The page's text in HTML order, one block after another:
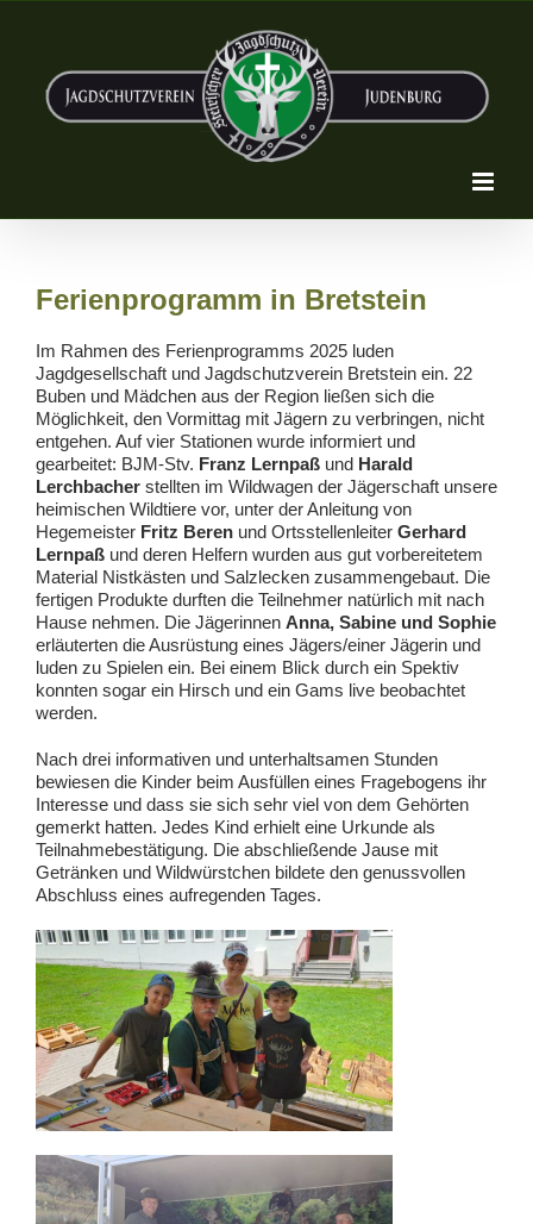
Ferienprogramm in Bretstein
Im Rahmen des Ferienprogramms 2025 luden
Jagdgesellschaft und Jagdschutzverein Bretstein ein. 22
Buben und Mädchen aus der Region ließen sich die
Möglichkeit, den Vormittag mit Jägern zu verbringen, nicht
entgehen. Auf vier Stationen wurde informiert und
gearbeitet: BJM-Stv. Franz Lernpaßund Harald
Lerchbacherstellten im Wildwagen der Jägerschaft unsere
heimischen Wildtiere vor, unter der Anleitung von
Hegemeister Fritz Berenund Ortsstellenleiter Gerhard
Lernpaßund deren Helfern wurden aus gut vorbereitetem
Material Nistkästen und Salzlecken zusammengebaut. Die
fertigen Produkte durften die Teilnehmer natürlich mit nach
Hause nehmen. Die Jägerinnen Anna, Sabine und Sophie
erläuterten die Ausrüstung eines Jägers/einer Jägerin und
luden zu Spielen ein. Bei einem Blick durch ein Spektiv
konnten sogar ein Hirsch und ein Gams live beobachtet
werden.
Nach drei informativen und unterhaltsamen Stunden
bewiesen die Kinder beim Ausfüllen eines Fragebogens ihr
Interesse und dass sie sich sehr viel von dem Gehörten
gemerkt hatten. Jedes Kind erhielt eine Urkunde als
Teilnahmebestätigung. Die abschließende Jause mit
Getränken und Wildwürstchen bildete den genussvollen
Abschluss eines aufregenden Tages.